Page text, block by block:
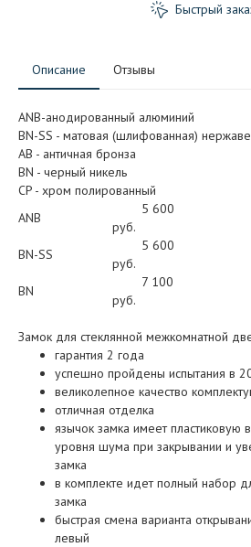
Быстрый
Описание Отзывы
ANB-анодированный алюминий
BN-SS - матовая (шлифованная)
АB - античная бронза
BN - черный никель
CP - хром полированный
ANB
5 600
руб.
BN-SS
5 600
руб.
BN
7 100
руб.
Замок для стеклянной межкомнатной
гарантия 2 года
успешно пройдены испытания в
великолепное качество
отличная отделка
язычок замка имеет пластиковую
уровня шума при закрывании и
замка
в комплекте идет полный набор
замка
быстрая смена варианта
левый